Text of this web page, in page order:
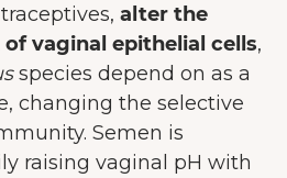
alter the
vaginal epithelial cells,
species depend on as a
changing the selective
Semen is
raising vaginal pH with